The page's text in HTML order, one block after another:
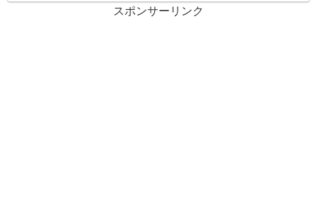
スポンサーリンク